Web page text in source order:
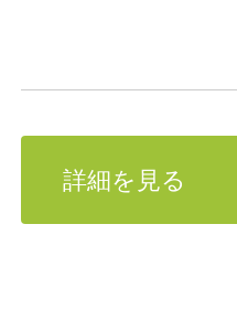
詳細を見る